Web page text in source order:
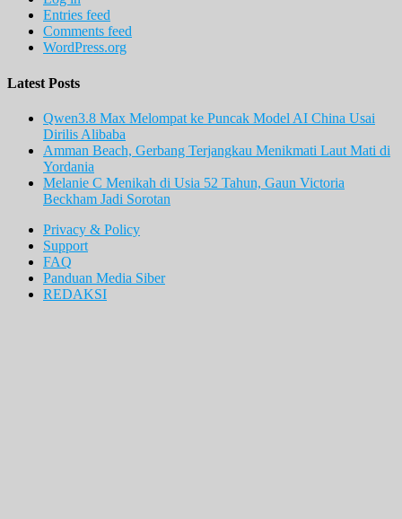
Entries feed
Comments feed
WordPress.org
Latest Posts
Qwen3.8 Max Melompat ke Puncak Model AI China Usai
Dirilis Alibaba
Amman Beach, Gerbang Terjangkau Menikmati Laut Mati di
Yordania
Melanie C Menikah di Usia 52 Tahun, Gaun Victoria
Beckham Jadi Sorotan
Privacy & Policy
Support
FAQ
Panduan Media Siber
REDAKSI